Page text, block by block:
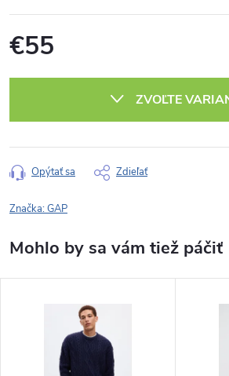
€55
ZVOĽTE
Opýtať sa Zdieľať
Značka:GAP